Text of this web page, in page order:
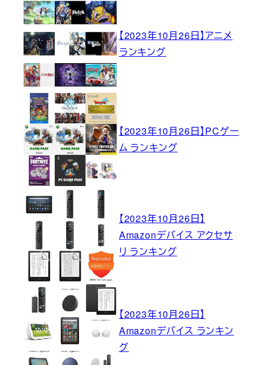
【2023年10月26日】アニメ
ランキング
【2023年10月26日】PCゲー
ム ランキング
【2023年10月26日】
Amazonデバイス アクセサ
リ ランキング
【2023年10月26日】
Amazonデバイス ランキン
グ